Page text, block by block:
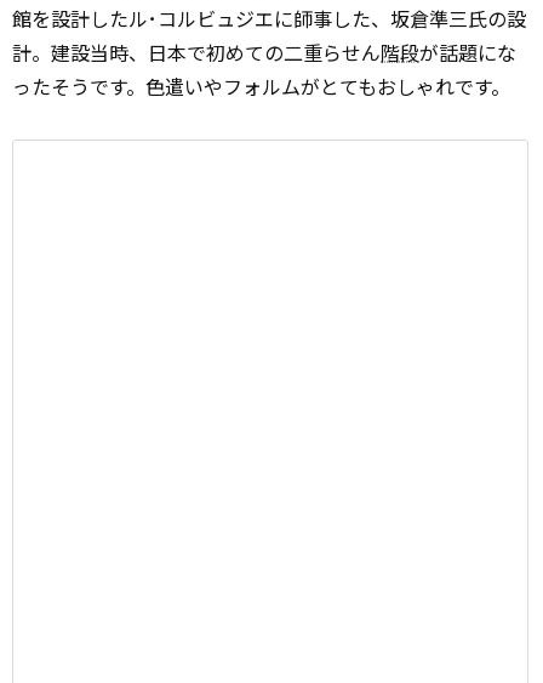
館を設計したル･コルビュジエに師事した、坂倉準三氏の設
計。建設当時、日本で初めての二重らせん階段が話題にな
ったそうです。色遣いやフォルムがとてもおしゃれです。